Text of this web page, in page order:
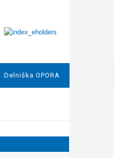
Delniška OPORA